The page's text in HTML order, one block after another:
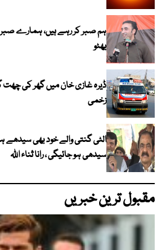
ہم صبر کر رہے ہیں، ہمارے صبر
بھٹو
زخمی
الٹی گنتی والے خود بھی سیدھے
سیدھی ہو جائیگی ، رانا ثناء اللہ
مقبول ترین خبریں